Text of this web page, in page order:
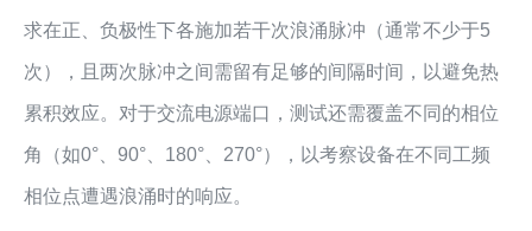
求在正、负极性下各施加若干次浪涌脉冲（通常不少于5
次），且两次脉冲之间需留有足够的间隔时间，以避免热
累积效应。对于交流电源端口，测试还需覆盖不同的相位
角（如0°、90°、180°、270°），以考察设备在不同工频
相位点遭遇浪涌时的响应。